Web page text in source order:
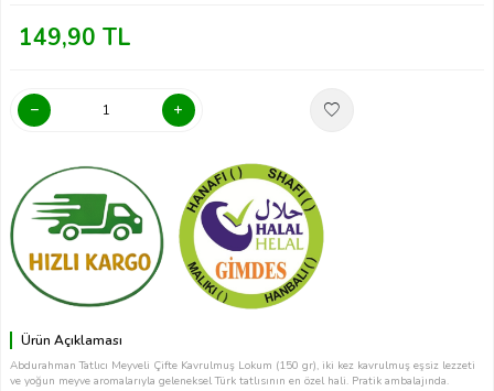
149,90 TL
Ürün Açıklaması
Abdurahman Tatlıcı Meyveli Çifte Kavrulmuş Lokum (150 gr), iki kez kavrulmuş eşsiz lezzeti
ve yoğun meyve aromalarıyla geleneksel Türk tatlısının en özel hali. Pratik ambalajında.